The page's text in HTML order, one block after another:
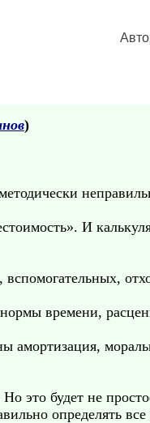
)
И
времени,
это будет не
определять